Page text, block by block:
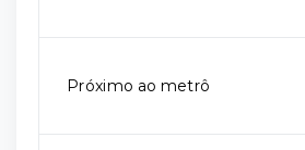
Próximo ao metrô